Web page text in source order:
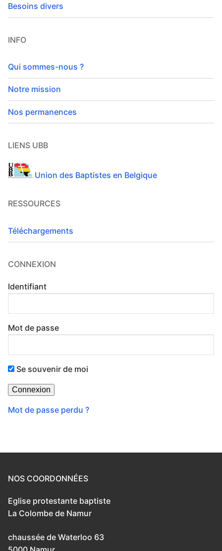
Besoins divers
INFO
Qui sommes-nous ?
Notre mission
Nos permanences
LIENS UBB
Union des Baptistes en Belgique
RESSOURCES
Téléchargements
CONNEXION
Identifiant
Mot de passe
Se souvenir de moi
Mot de passe perdu ?
NOS COORDONNÉES
Eglise protestante baptiste
La Colombe de Namur
chaussée de Waterloo 63